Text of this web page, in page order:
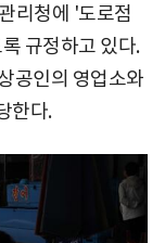
리청에 '도로점
규정하고 있다.
공인의 영업소와
한다.